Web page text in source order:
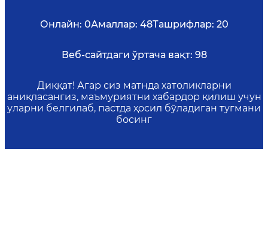
Онлайн: 0Амаллар: 48Ташрифлар: 20
Веб-сайтдаги ўртача вақт: 98
Диққат! Агар сиз матнда хатоликларни
аниқласангиз, маъмуриятни хабардор қилиш учун
уларни белгилаб, пастда ҳосил бўладиган тугмани
босинг